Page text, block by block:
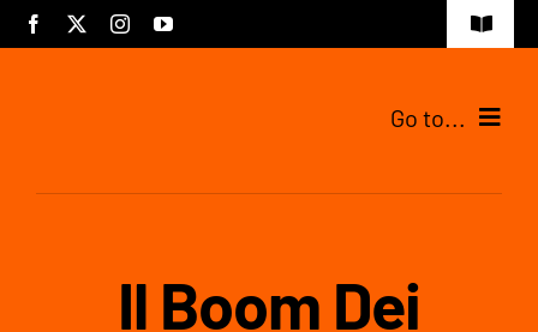
Skip
to
Toggle
Go to...
Tijdelijke pagina
Il Boom Dei